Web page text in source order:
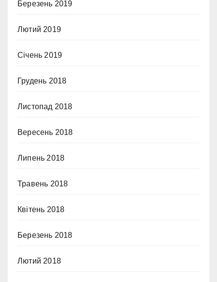
Березень 2019
Лютий 2019
Січень 2019
Грудень 2018
Листопад 2018
Вересень 2018
Липень 2018
Травень 2018
Квітень 2018
Березень 2018
Лютий 2018